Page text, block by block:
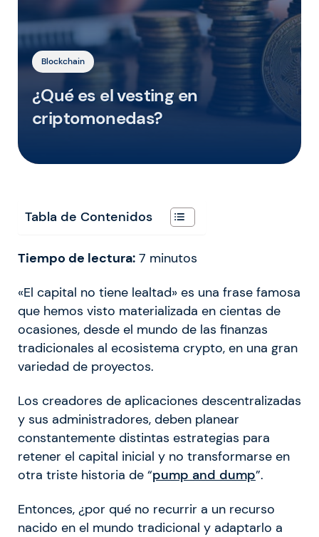
Blockchain
¿Qué es el vesting en
criptomonedas?
Tabla de Contenidos
Tiempo de lectura: 7 minutos
«El capital no tiene lealtad» es una frase famosa
que hemos visto materializada en cientas de
ocasiones, desde el mundo de las finanzas
tradicionales al ecosistema crypto, en una gran
variedad de proyectos.
Los creadores de aplicaciones descentralizadas
y sus administradores, deben planear
constantemente distintas estrategias para
retener el capital inicial y no transformarse en
otra triste historia de “pump and dump”.
Entonces, ¿por qué no recurrir a un recurso
nacido en el mundo tradicional y adaptarlo a